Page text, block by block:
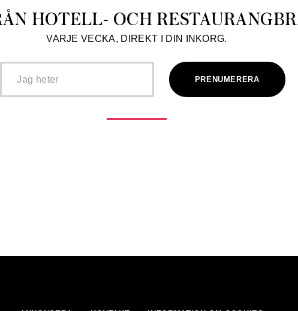
HOTELL- OCH
VARJE VECKA, DIREKT I DIN INKORG.